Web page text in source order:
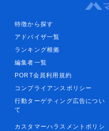
特徴から探す
アドバイザ一覧
ランキング根拠
編集者一覧
PORT会員利用規約
コンプライアンスポリシー
行動ターゲティング広告につい
て
カスタマーハラスメントポリシ